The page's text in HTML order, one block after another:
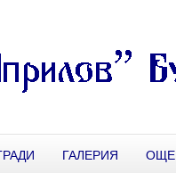
ГАЛЕРИЯ ОЩЕ